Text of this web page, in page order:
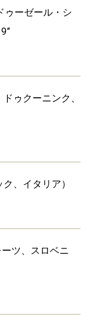
ーゼール・シ
ゥクーニンク、
、イタリア）
ツ、スロベニ